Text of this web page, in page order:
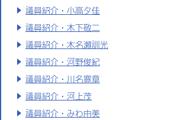
議員紹介・小高夕佳
議員紹介・木下敬二
議員紹介・木名瀬訓光
議員紹介・河野俊紀
議員紹介・川名寛章
議員紹介・河上茂
議員紹介・みわ由美